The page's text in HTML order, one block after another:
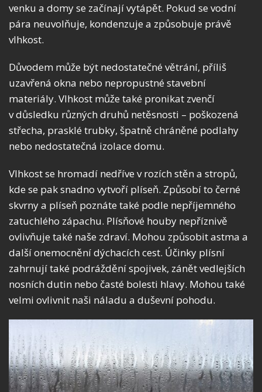
venku a domy se začínají vytápět. Pokud se vodní
pára neuvolňuje, kondenzuje a způsobuje právě
vlhkost.
Důvodem může být nedostatečné větrání, příliš
uzavřená okna nebo nepropustné stavební
materiály. Vlhkost může také pronikat zvenčí
v důsledku různých druhů netěsnosti – poškozená
střecha, prasklé trubky, špatně chráněné podlahy
nebo nedostatečná izolace domu.
Vlhkost se hromadí nedříve v rozích stěn a stropů,
kde se pak snadno vytvoří plíseň. Způsobí to černé
skvrny a plíseň poznáte také podle nepříjemného
zatuchlého zápachu. Plísňové houby nepříznivě
ovlivňuje také naše zdraví. Mohou způsobit astma a
další onemocnění dýchacích cest. Účinky plísní
zahrnují také podráždění spojivek, zánět vedlejších
nosních dutin nebo časté bolesti hlavy. Mohou také
velmi ovlivnit naši náladu a duševní pohodu.